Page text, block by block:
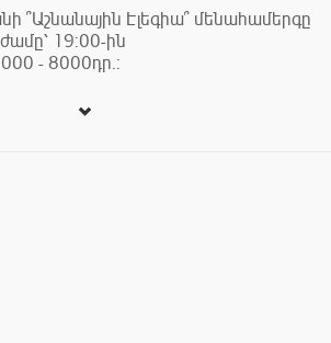
՞Աշնանային Էլեգիա՞ մենահամերգը
19:00-ին
- 8000դր.: